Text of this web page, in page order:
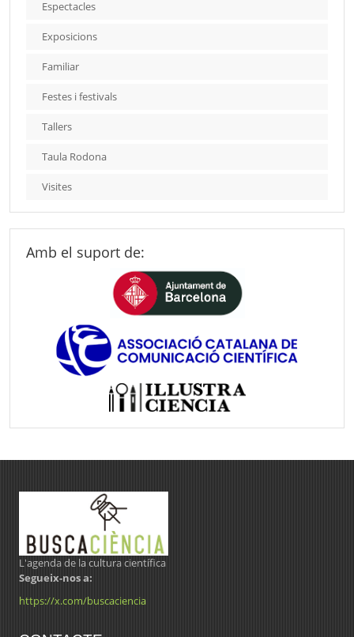
Espectacles
Exposicions
Familiar
Festes i festivals
Tallers
Taula Rodona
Visites
Amb el suport de:
L'agenda de la cultura científica
Segueix-nos a:
https://x.com/buscaciencia